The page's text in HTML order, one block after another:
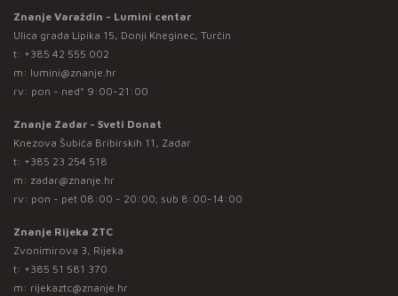
Znanje Varaždin - Lumini centar
Ulica grada Lipika 15, Donji Kneginec, Turčin
t: +385 42 555 002
m: lumini@znanje.hr
rv: pon - ned* 9:00-21:00
Znanje Zadar - Sveti Donat
Knezova Šubića Bribirskih 11, Zadar
t: +385 23 254 518
m: zadar@znanje.hr
rv: pon - pet 08:00 - 20:00; sub 8:00-14:00
Znanje Rijeka ZTC
Zvonimirova 3, Rijeka
t: +385 51 581 370
m: rijekaztc@znanje.hr